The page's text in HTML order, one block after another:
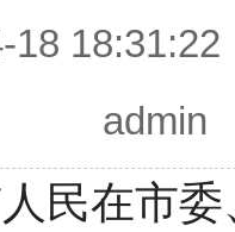
18
admin
民在市